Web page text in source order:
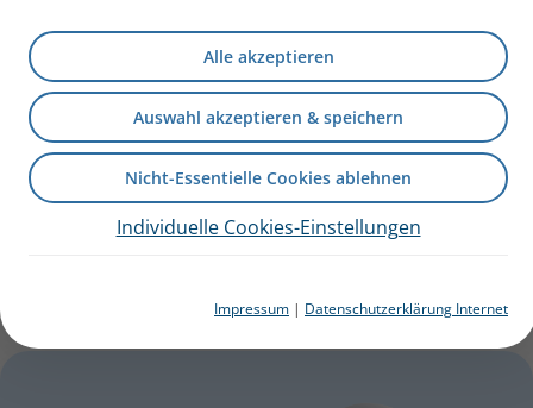
Alle akzeptieren
Auswahl akzeptieren & speichern
Nicht-Essentielle Cookies ablehnen
Individuelle Cookies-Einstellungen
Impressum | Datenschutzerklärung Internet
Pro